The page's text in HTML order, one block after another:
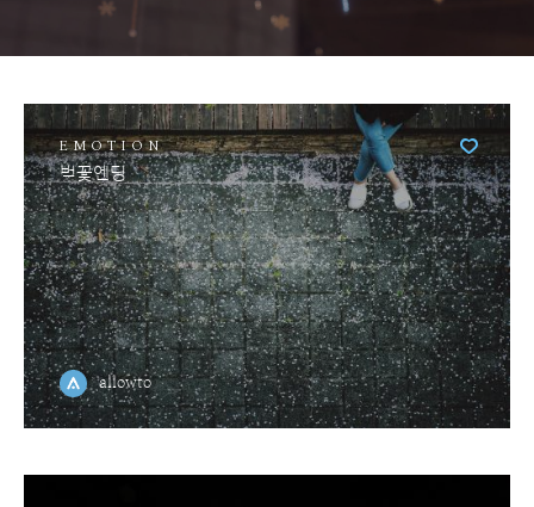
EMOTION
벚꽃엔딩
allowto